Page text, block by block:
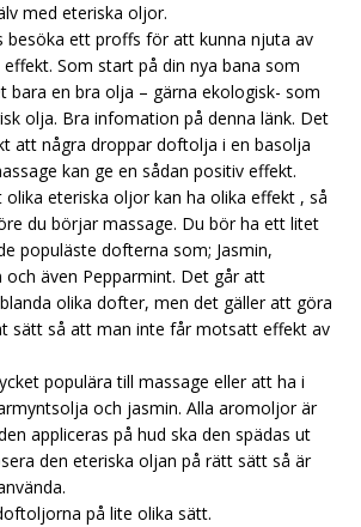
med eteriska oljor.
besöka ett proffs för att kunna njuta av
Som start på din nya bana som
bara en bra olja – gärna ekologisk- som
olja. Bra infomation på denna länk. Det
att några droppar doftolja i en basolja
kan ge en sådan positiv effekt.
eteriska oljor kan ha olika effekt , så
du börjar massage. Du bör ha ett litet
populäste dofterna som; Jasmin,
och även Pepparmint. Det går att
olika dofter, men det gäller att göra
sätt så att man inte får motsatt effekt av
populära till massage eller att ha i
och jasmin. Alla aromoljor är
appliceras på hud ska den spädas ut
den eteriska oljan på rätt sätt så är
på lite olika sätt.